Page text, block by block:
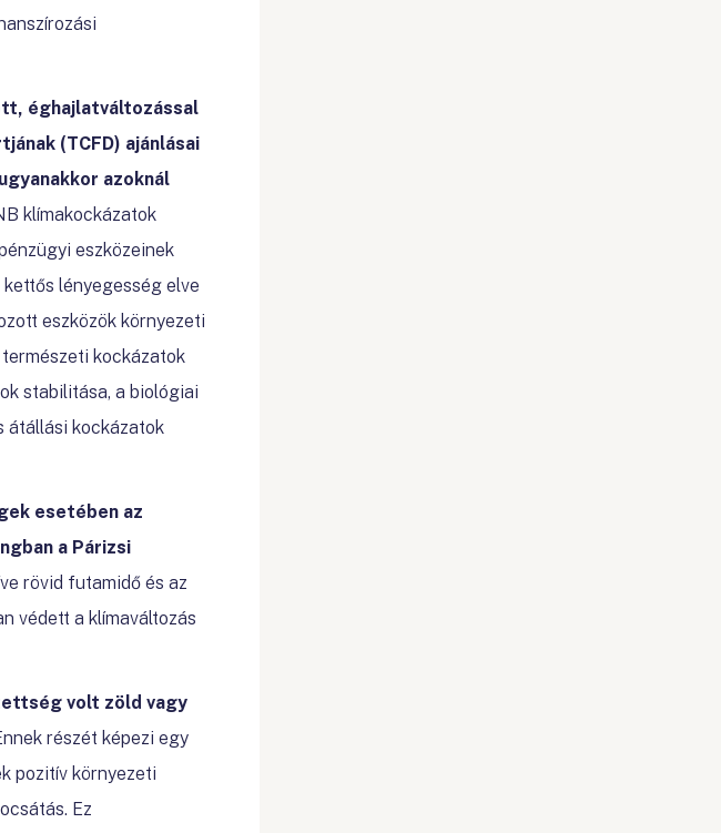
éghajlatváltozással
(TCFD) ajánlásai
azoknál
klímakockázatok
eszközeinek
lényegesség elve
eszközök környezeti
kockázatok
stabilitása, a biológiai
átállási kockázatok
esetében az
a Párizsi
rövid futamidő és az
védett a klímaváltozás
volt zöld vagy
részét képezi egy
pozitív környezeti
Ez